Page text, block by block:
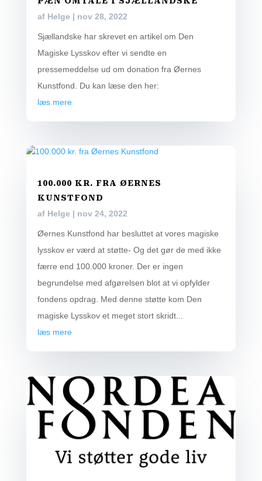
af Helge | nov 28, 2022
Sjællandske har skrevet en artikel om Den
Magiske Lysskov efter vi sendte en
pressemeddelse ud om donation fra Øernes
Kunstfond. Du kan læse den her:
læs mere
100.000 KR. FRA ØERNES
KUNSTFOND
af Helge | nov 24, 2022
Øernes Kunstfond har besluttet at vores magiske
lysskov er værd at støtte- Og det gør de med ikke
færre end 100.000 kroner. Der er ingen
begrundelse med afgørelsen blot at vi opfylder
fondens opdrag. Med denne støtte kom Den
magiske Lysskov et meget stort skridt...
læs mere